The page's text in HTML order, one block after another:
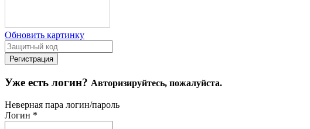
Обновить картинку
Уже есть логин? Авторизируйтесь, пожалуйста.
Неверная пара логин/пароль
Логин *